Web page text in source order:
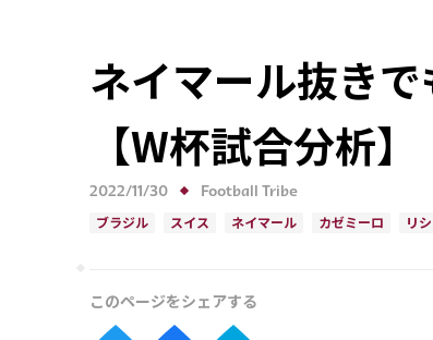
ネイマール抜き
【W杯試合分析】
2022/11/30 Football Tribe
ブラジル スイス ネイマール カゼミーロ リ